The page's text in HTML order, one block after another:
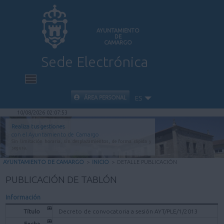
AYUNTAMIENTO
DE
CAMARGO
Sede Electrónica
INICIO
INFORMACIÓN PÚBLICA
CARPETA CIUDADANA
VALIDACIÓN DE DOCUMENTOS
ÁREA PERSONAL ES
10/08/2026 02:07:53
Realiza tus gestiones
con el Ayuntamiento de Camargo
AYUNTAMIENTO DE CAMARGO > INICIO > DETALLE PUBLICACIÓN
PUBLICACIÓN DE TABLÓN
Información
Título
Decreto de convocatoria a sesión AYT/PLE/1/2013